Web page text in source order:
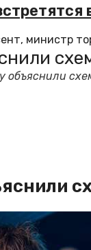
министр
объяснили